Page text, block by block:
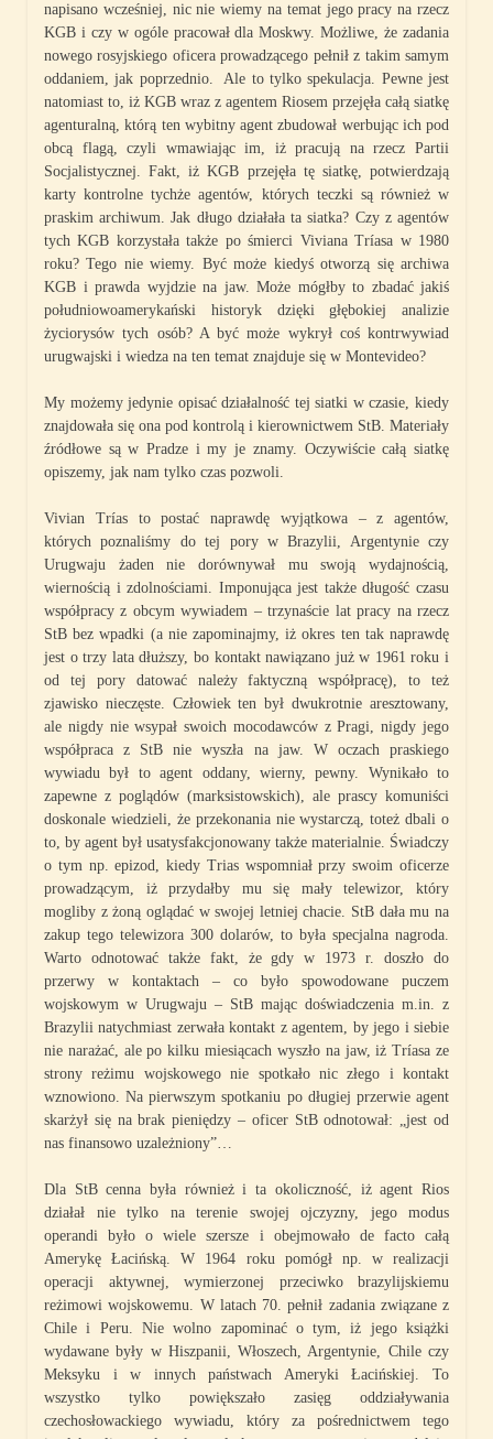
napisano wcześniej, nic nie wiemy na temat jego pracy na rzecz
KGB i czy w ogóle pracował dla Moskwy. Możliwe, że zadania
nowego rosyjskiego oficera prowadzącego pełnił z takim samym
oddaniem, jak poprzednio. Ale to tylko spekulacja. Pewne jest
natomiast to, iż KGB wraz z agentem Riosem przejęła całą siatkę
agenturalną, którą ten wybitny agent zbudował werbując ich pod
obcą flagą, czyli wmawiając im, iż pracują na rzecz Partii
Socjalistycznej. Fakt, iż KGB przejęła tę siatkę, potwierdzają
karty kontrolne tychże agentów, których teczki są również w
praskim archiwum. Jak długo działała ta siatka? Czy z agentów
tych KGB korzystała także po śmierci Viviana Tríasa w 1980
roku? Tego nie wiemy. Być może kiedyś otworzą się archiwa
KGB i prawda wyjdzie na jaw. Może mógłby to zbadać jakiś
południowoamerykański historyk dzięki głębokiej analizie
życiorysów tych osób? A być może wykrył coś kontrwywiad
urugwajski i wiedza na ten temat znajduje się w Montevideo?
My możemy jedynie opisać działalność tej siatki w czasie, kiedy
znajdowała się ona pod kontrolą i kierownictwem StB. Materiały
źródłowe są w Pradze i my je znamy. Oczywiście całą siatkę
opiszemy, jak nam tylko czas pozwoli.
Vivian Trías to postać naprawdę wyjątkowa – z agentów,
których poznaliśmy do tej pory w Brazylii, Argentynie czy
Urugwaju żaden nie dorównywał mu swoją wydajnością,
wiernością i zdolnościami. Imponująca jest także długość czasu
współpracy z obcym wywiadem – trzynaście lat pracy na rzecz
StB bez wpadki (a nie zapominajmy, iż okres ten tak naprawdę
jest o trzy lata dłuższy, bo kontakt nawiązano już w 1961 roku i
od tej pory datować należy faktyczną współpracę), to też
zjawisko nieczęste. Człowiek ten był dwukrotnie aresztowany,
ale nigdy nie wsypał swoich mocodawców z Pragi, nigdy jego
współpraca z StB nie wyszła na jaw. W oczach praskiego
wywiadu był to agent oddany, wierny, pewny. Wynikało to
zapewne z poglądów (marksistowskich), ale prascy komuniści
doskonale wiedzieli, że przekonania nie wystarczą, toteż dbali o
to, by agent był usatysfakcjonowany także materialnie. Świadczy
o tym np. epizod, kiedy Trias wspomniał przy swoim oficerze
prowadzącym, iż przydałby mu się mały telewizor, który
mogliby z żoną oglądać w swojej letniej chacie. StB dała mu na
zakup tego telewizora 300 dolarów, to była specjalna nagroda.
Warto odnotować także fakt, że gdy w 1973 r. doszło do
przerwy w kontaktach – co było spowodowane puczem
wojskowym w Urugwaju – StB mając doświadczenia m.in. z
Brazylii natychmiast zerwała kontakt z agentem, by jego i siebie
nie narażać, ale po kilku miesiącach wyszło na jaw, iż Tríasa ze
strony reżimu wojskowego nie spotkało nic złego i kontakt
wznowiono. Na pierwszym spotkaniu po długiej przerwie agent
skarżył się na brak pieniędzy – oficer StB odnotował: „jest od
nas finansowo uzależniony”…
Dla StB cenna była również i ta okoliczność, iż agent Rios
działał nie tylko na terenie swojej ojczyzny, jego modus
operandi było o wiele szersze i obejmowało de facto całą
Amerykę Łacińską. W 1964 roku pomógł np. w realizacji
operacji aktywnej, wymierzonej przeciwko brazylijskiemu
reżimowi wojskowemu. W latach 70. pełnił zadania związane z
Chile i Peru. Nie wolno zapominać o tym, iż jego książki
wydawane były w Hiszpanii, Włoszech, Argentynie, Chile czy
Meksyku i w innych państwach Ameryki Łacińskiej. To
wszystko tylko powiększało zasięg oddziaływania
czechosłowackiego wywiadu, który za pośrednictwem tego